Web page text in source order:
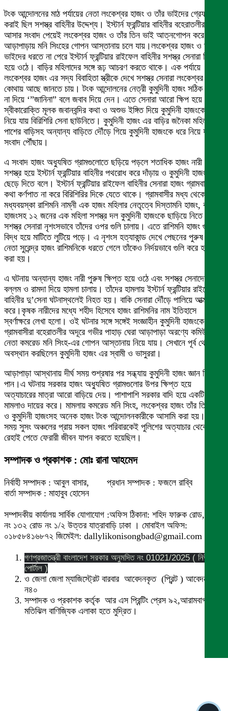
টংক আন্দোলনের মাঠ পর্যায়ের নেতা লংকেশ্বর হাজং ও তাঁর ভাইদের গ্রেফতার
করাই ছিল সশস্ত্র বাহিনীর উদ্দেশ্য। ইস্টার্ন ফ্রন্টিয়ার বাহিনীর বহেরাতলীর দিকে
আসার সংবাদ পেয়েই লংকেশ্বর হাজং ও তাঁর তিন ভাই আত্নগোপন করে
আড়াপাড়ায় মনি সিংহের গোপন আস্তানায় চলে যায়।লংকেশ্বর হাজং ও তাঁর
ভাইদের ধরতে না পেরে ইস্টার্ন ফ্রন্টিয়ার রাইফেল বাহিনীর সশস্ত্র সেনারা ক্ষিপ্ত
হয়ে ওঠে। বাড়ির মহিলাদের সঙ্গে রূঢ় আচরণ করতে থাকে। এক পর্যায়ে
লংকেশ্বর হাজং এর সদ্য বিবাহিতা স্ত্রীকে দেখে সশস্ত্র সেনারা লংকেশ্বর হাজং
কোথায় আছে জানতে চায়। টংক আন্দোলনের নেত্রী কুমুদিনী হাজং সঠিক উত্তর
না দিয়ে ‘”জানিনা” বলে জবাব দিয়ে দেন। এতে সেনারা আরো ক্ষিপ হয়ে উঠে।
স্বীকারোক্তি মূলক জবানবন্দির কথা ও অশুভ ইঙ্গিত দিয়ে কুমুদিনী হাজংকে ধরে
নিয়ে যায় বিরিশিরি সেনা ছাউনিতে। কুমুদিনী হাজং এর বাড়ির জনৈকা মহিলা
পাশের বাড়িসহ অন্যান্য বাড়িতে দৌঁড়ে গিয়ে কুমুদিনী হাজংকে ধরে নিয়ে যাওয়ার
সংবাদ পৌঁছায়।
এ সংবাদ হাজং অধ্যুষিত গ্রামগুলোতে ছড়িয়ে পড়লে শতাধিক হাজং নারী পুরুষ
সশস্ত্র হয়ে ইস্টার্ন ফ্রন্টিয়ার বাহিনীর পথরোধ করে দাঁড়ায় ও কুমুদিনী হাজংকে
ছেড়ে দিতে বলে। ইস্টার্ন ফ্রন্টিয়ার রাইফেল বাহিনীর সেনারা হাজং গ্রামবাসীর
কথা কর্ণপাত না করে বিরিশিরির দিকে যেতে থাকে। গ্রামবাসীর মধ্য থেকে
মধ্যবয়স্কা রাশিমনি নাম্নী এক হাজং মহিলার নেতৃত্বে দিস্তামনি হাজং, বাসন্তি
হাজংসহ ১২ জনের এক মহিলা সশস্ত্র দল কুমুদিনী হাজংকে ছাড়িয়ে নিতে গেলে
সশস্ত্র সেনারা নৃশংসভাবে তাঁদের ওপর গুলি চালায়। এতে রাশিমনি হাজং গুলি
বিদ্ধ হয়ে মাটিতে লুটিয়ে পড়ে। এ নৃশংস হত্যাকান্ড দেখে পেছনের পুরুষ দলের
নেতা সুরেন্দ্র হাজং রাশিমনিকে ধরতে গেলে তাঁকেও নির্দয়ভাবে গুলি করে হত্যা
করা হয়।
এ ঘটনায় অন্যান্য হাজং নারী পুরুষ ক্ষিপ্ত হয়ে ওঠে এবং সশস্ত্র সেনাদের উপর
বল্লম ও রামদা দিয়ে হামলা চালায়। তাঁদের হামলায় ইস্টার্ন ফ্রন্টিয়ার রাইফেল
বাহিনীর দু’সেনা ঘটনাস্থলেই নিহত হয়। বাকি সেনারা দৌঁড়ে পালিয়ে আত্মরক্ষা
করে।কৃষক নারীদের মধ্যে শহীদ হিসেবে হাজং রাশিমনির নাম ইতিহাসে
স্বর্ণাক্ষরে লেখা হলো। ওই ঘটনার সঙ্গে সঙ্গেই সংজ্ঞাহীন কুমুদিনী হাজংকে
গ্রামবাসীরা বহেরাতলীর অদূরে গভীর পাহাড় ঘেরা আড়াপাড়া অরণ্যে কমিউনিস্ট
নেতা কমরেড মনি সিংহ-এর গোপন আস্তানায় নিয়ে যায়। সেখানে পূর্ব থেকেই
অবস্থান করছিলেন কুমুদিনী হাজং এর স্বামী ও ভাসুররা।
আড়াপাড়া আস্থানায় দীর্ঘ সময় শুশ্রষার পর সন্ধ্যায় কুমুদিনী হাজং জ্ঞান ফিরে
পান।এ ঘটনায় সরকার হাজং অধ্যুষিত গ্রামগুলোর উপর ক্ষিপ্ত হয়ে
অত্যাচারের মাত্রা আরো বাড়িয়ে দেয়। পাশাপাশি সরকার বাদি হয়ে একটি হত্যা
মামলাও দায়ের করে। মামলায় কমরেড মনি সিংহ, লংকেশ্বর হাজং তাঁর তিন ভাই
ও কুমুদিনী হাজংসহ অনেক হাজং টংক আন্দোলনকারীকে আসামি করা হয়।সে
সময় সুসং অঞ্চলের প্রায় সকল হাজং পরিবারকেই পুলিশের অত্যাচার থেকে
রেহাই পেতে ফেরারী জীবন যাপন করতে হয়েছিল।
সম্পাদক ও প্রকাশক : মোঃ রানা আহমেদ
নির্বাহী সম্পাদক : আবুল বাসার, প্রধান সম্পাদক : ফজলে রাব্বি
বার্তা সম্পাদক : মাহাবুব হোসেন
সম্পাদকীয় কার্যালয় সার্বিক যোগাযোগ :অফিস ঠিকানা: শহিদ ফারুক রোড,বাসা
নং ১৩২ রোড নং ১/২ উত্তর যাত্রাবাড়ি ঢাকা । মোবাইল অফিস:
০১৮৫৮৪১৬৮৭২ জিমেইল: dallylikonisongbad@gmail.com
গণপ্রজাতন্ত্রী বাংলাদেশ সরকার অনুমদিত নং 01021/2025 ( নিউজ
পোর্টাল )
ও জেলা জেলা ম্যাজিস্ট্রেট বারবার আবেদনকৃত (প্রিন্ট ) আবেদন নং
ন৪০
সম্পাদক ও প্রকাশক কর্তৃক আর এস প্রিন্টিং প্রেস ৯২,আরামবাগ
মতিঝিল বাণিজ্যিক এলাকা হতে মুদ্রিত।